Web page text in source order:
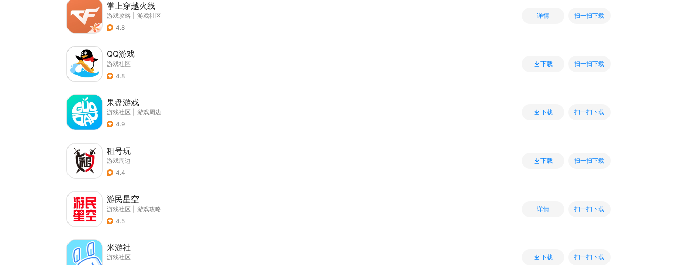
掌上穿越火线
游戏攻略
游戏社区
4.8
详情 扫一扫下载
QQ游戏
游戏社区
4.8
下载 扫一扫下载
果盘游戏
游戏社区
游戏周边
4.9
下载 扫一扫下载
租号玩
游戏周边
4.4
下载 扫一扫下载
游民星空
游戏社区
游戏攻略
4.5
详情 扫一扫下载
米游社
游戏社区
下载 扫一扫下载